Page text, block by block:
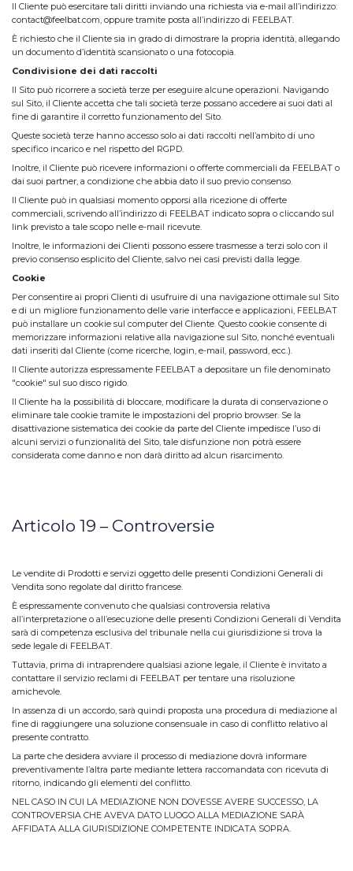
Il Cliente può esercitare tali diritti inviando una richiesta via e-mail all’indirizzo:
contact@feelbat.com, oppure tramite posta all’indirizzo di FEELBAT.
È richiesto che il Cliente sia in grado di dimostrare la propria identità, allegando
un documento d’identità scansionato o una fotocopia.
Condivisione dei dati raccolti
Il Sito può ricorrere a società terze per eseguire alcune operazioni. Navigando
sul Sito, il Cliente accetta che tali società terze possano accedere ai suoi dati al
fine di garantire il corretto funzionamento del Sito.
Queste società terze hanno accesso solo ai dati raccolti nell’ambito di uno
specifico incarico e nel rispetto del RGPD.
Inoltre, il Cliente può ricevere informazioni o offerte commerciali da FEELBAT o
dai suoi partner, a condizione che abbia dato il suo previo consenso.
Il Cliente può in qualsiasi momento opporsi alla ricezione di offerte
commerciali, scrivendo all’indirizzo di FEELBAT indicato sopra o cliccando sul
link previsto a tale scopo nelle e-mail ricevute.
Inoltre, le informazioni dei Clienti possono essere trasmesse a terzi solo con il
previo consenso esplicito del Cliente, salvo nei casi previsti dalla legge.
Cookie
Per consentire ai propri Clienti di usufruire di una navigazione ottimale sul Sito
e di un migliore funzionamento delle varie interfacce e applicazioni, FEELBAT
può installare un cookie sul computer del Cliente. Questo cookie consente di
memorizzare informazioni relative alla navigazione sul Sito, nonché eventuali
dati inseriti dal Cliente (come ricerche, login, e-mail, password, ecc.).
Il Cliente autorizza espressamente FEELBAT a depositare un file denominato
"cookie" sul suo disco rigido.
Il Cliente ha la possibilità di bloccare, modificare la durata di conservazione o
eliminare tale cookie tramite le impostazioni del proprio browser. Se la
disattivazione sistematica dei cookie da parte del Cliente impedisce l’uso di
alcuni servizi o funzionalità del Sito, tale disfunzione non potrà essere
considerata come danno e non darà diritto ad alcun risarcimento.
Articolo 19 – Controversie
Le vendite di Prodotti e servizi oggetto delle presenti Condizioni Generali di
Vendita sono regolate dal diritto francese.
È espressamente convenuto che qualsiasi controversia relativa
all’interpretazione o all’esecuzione delle presenti Condizioni Generali di Vendita
sarà di competenza esclusiva del tribunale nella cui giurisdizione si trova la
sede legale di FEELBAT.
Tuttavia, prima di intraprendere qualsiasi azione legale, il Cliente è invitato a
contattare il servizio reclami di FEELBAT per tentare una risoluzione
amichevole.
In assenza di un accordo, sarà quindi proposta una procedura di mediazione al
fine di raggiungere una soluzione consensuale in caso di conflitto relativo al
presente contratto.
La parte che desidera avviare il processo di mediazione dovrà informare
preventivamente l’altra parte mediante lettera raccomandata con ricevuta di
ritorno, indicando gli elementi del conflitto.
NEL CASO IN CUI LA MEDIAZIONE NON DOVESSE AVERE SUCCESSO, LA
CONTROVERSIA CHE AVEVA DATO LUOGO ALLA MEDIAZIONE SARÀ
AFFIDATA ALLA GIURISDIZIONE COMPETENTE INDICATA SOPRA.